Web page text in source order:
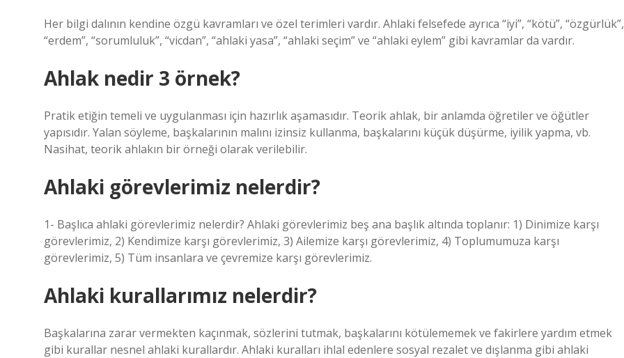
Her bilgi dalının kendine özgü kavramları ve özel terimleri vardır. Ahlaki felsefede ayrıca “iyi”, “kötü”, “özgürlük”,
“erdem”, “sorumluluk”, “vicdan”, “ahlaki yasa”, “ahlaki seçim” ve “ahlaki eylem” gibi kavramlar da vardır.
Ahlak nedir 3 örnek?
Pratik etiğin temeli ve uygulanması için hazırlık aşamasıdır. Teorik ahlak, bir anlamda öğretiler ve öğütler
yapısıdır. Yalan söyleme, başkalarının malını izinsiz kullanma, başkalarını küçük düşürme, iyilik yapma, vb.
Nasihat, teorik ahlakın bir örneği olarak verilebilir.
Ahlaki görevlerimiz nelerdir?
1- Başlıca ahlaki görevlerimiz nelerdir? Ahlaki görevlerimiz beş ana başlık altında toplanır: 1) Dinimize karşı
görevlerimiz, 2) Kendimize karşı görevlerimiz, 3) Ailemize karşı görevlerimiz, 4) Toplumumuza karşı
görevlerimiz, 5) Tüm insanlara ve çevremize karşı görevlerimiz.
Ahlaki kurallarımız nelerdir?
Başkalarına zarar vermekten kaçınmak, sözlerini tutmak, başkalarını kötülememek ve fakirlere yardım etmek
gibi kurallar nesnel ahlaki kurallardır. Ahlaki kuralları ihlal edenlere sosyal rezalet ve dışlanma gibi ahlaki